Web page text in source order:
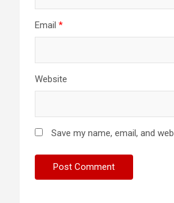
Email *
Website
Save my name, email, and